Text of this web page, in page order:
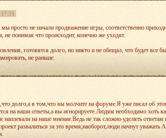
просто не начали продвижение игры, соответственно
не понимая что происходит, конечно же уходят.
готовятся долго, но никто и не обещал, что будет все
не раньше.
ваши мысли, но ничего не поделать, разработка игры
долго,а в том,что вы молчите на форуме.Я уже писал об
на ваши ответы,а вы игнорируете.Людям необходимо хоть
наплевали на наше мнение.Ведь не так сложно уделять
развалиться за это время,наоборот,люди начнут уважать